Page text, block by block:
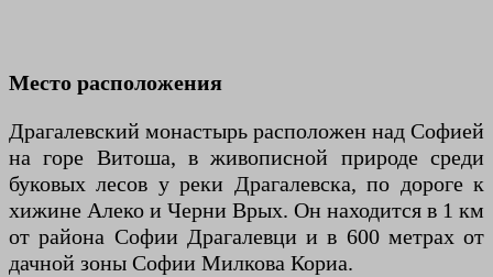
Место расположения
Драгалевский монастырь расположен над Софией
на горе Витоша, в живописной природе среди
буковых лесов у реки Драгалевска, по дороге к
хижине Алеко и Черни Врых. Он находится в 1 км
от района Софии Драгалевци и в 600 метрах от
дачной зоны Софии Милкова Кориа.